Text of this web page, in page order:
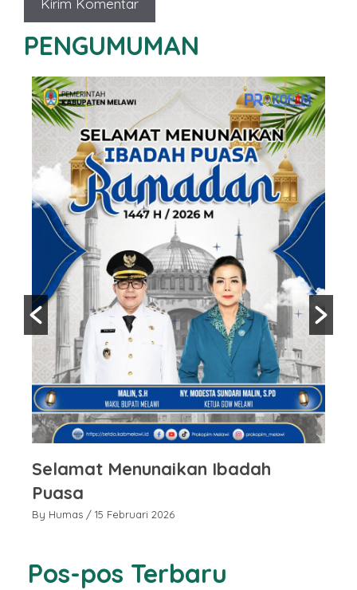
PENGUMUMAN
Selamat Menunaikan Ibadah
Puasa
By Humas / 15 Februari 2026
Pos-pos Terbaru